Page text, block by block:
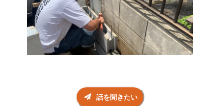
話を聞きたい